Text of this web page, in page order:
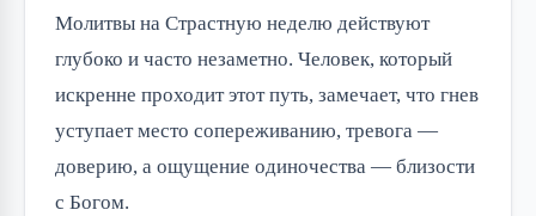
Молитвы на Страстную неделю действуют
глубоко и часто незаметно. Человек, который
искренне проходит этот путь, замечает, что гнев
уступает место сопереживанию, тревога —
доверию, а ощущение одиночества — близости
с Богом.